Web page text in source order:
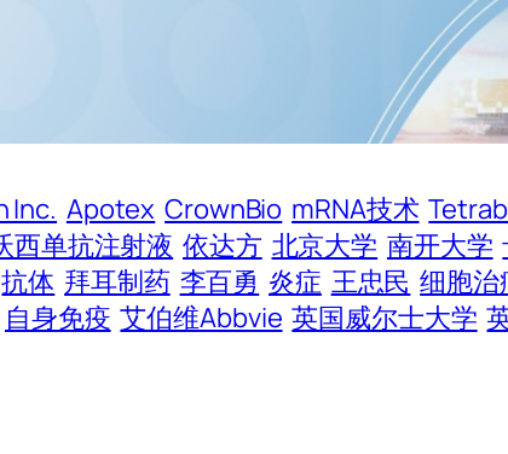
Inc. Apotex CrownBio mRNA技术
西单抗注射液 依达方 北京大学 南开大学
抗体 拜耳制药 李百勇 炎症 王忠民 细胞治
自身免疫 艾伯维Abbvie 英国威尔士大学